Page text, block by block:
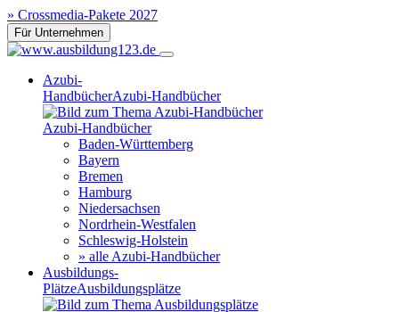
» Crossmedia-Pakete 2027
Für Unternehmen
Azubi-
HandbücherAzubi-Handbücher
Azubi-Handbücher
Baden-Württemberg
Bayern
Bremen
Hamburg
Niedersachsen
Nordrhein-Westfalen
Schleswig-Holstein
» alle Azubi-Handbücher
Ausbildungs-
PlätzeAusbildungsplätze